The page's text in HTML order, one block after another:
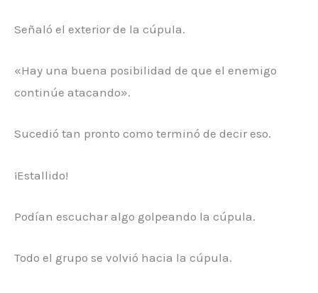
Señaló el exterior de la cúpula.
«Hay una buena posibilidad de que el enemigo
continúe atacando».
Sucedió tan pronto como terminó de decir eso.
¡Estallido!
Podían escuchar algo golpeando la cúpula.
Todo el grupo se volvió hacia la cúpula.